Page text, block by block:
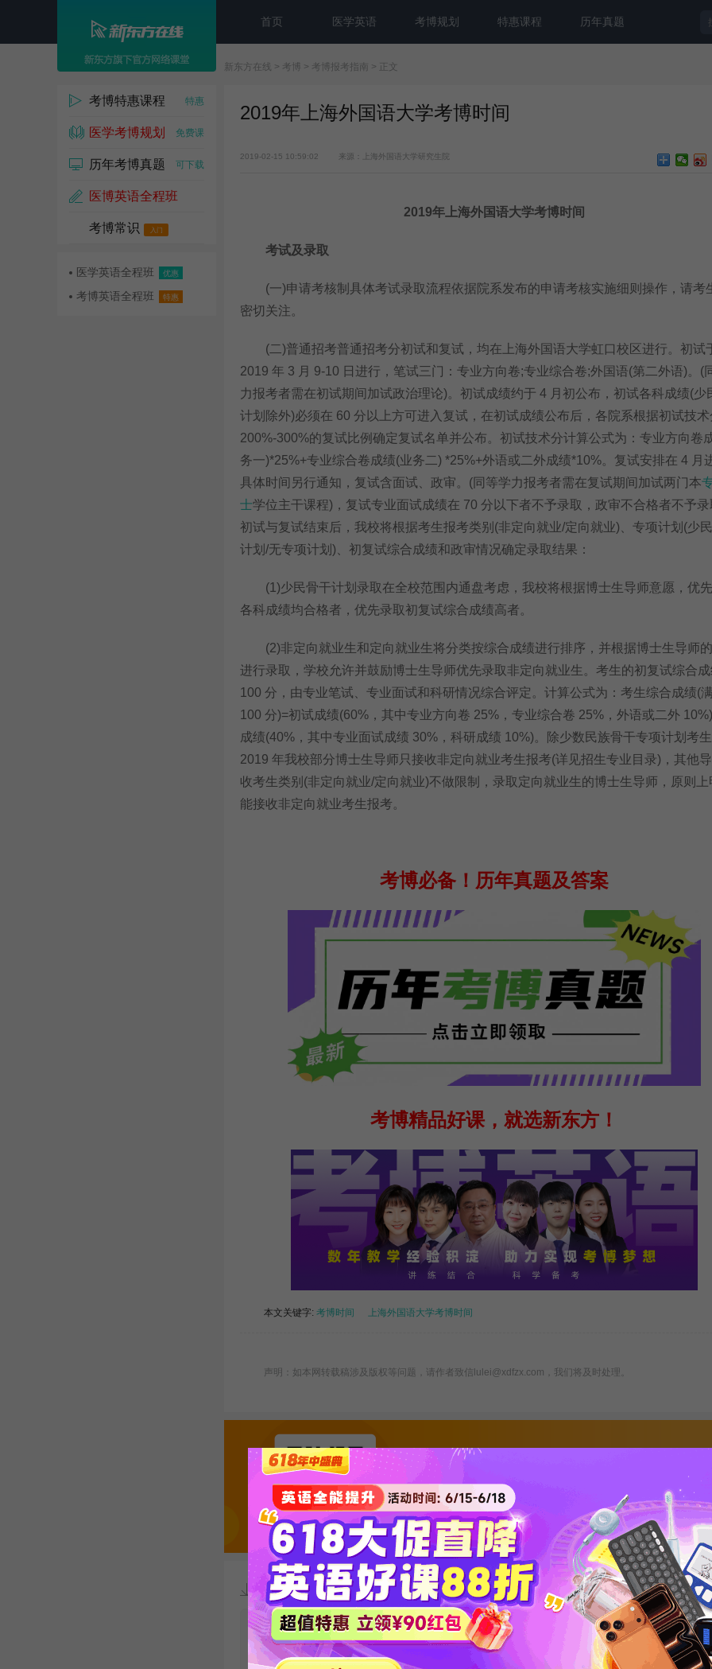
首页 医学英语 考博规划 特惠课程 历年真题
新东方在线 > 考博 > 考博报考指南 > 正文
考博特惠课程 特惠
医学考博规划 免费课
历年考博真题 可下载
医博英语全程班
考博常识 入门
医学英语全程班 优惠
考博英语全程班 特惠
2019年上海外国语大学考博时间
2019-02-15 10:59:02 来源：上海外国语大学研究生院
2019年上海外国语大学考博时间
考试及录取
(一)申请考核制具体考试录取流程依据院系发布的申请考核实施细则操作，请考
密切关注。
(二)普通招考普通招考分初试和复试，均在上海外国语大学虹口校区进行。初试
2019 年 3 月 9-10 日进行，笔试三门：专业方向卷;专业综合卷;外国语(第二外语)。(
力报考者需在初试期间加试政治理论)。初试成绩约于 4 月初公布，初试各科成绩(少
计划除外)必须在 60 分以上方可进入复试，在初试成绩公布后，各院系根据初试技术
200%-300%的复试比例确定复试名单并公布。初试技术分计算公式为：专业方向卷
务一)*25%+专业综合卷成绩(业务二) *25%+外语或二外成绩*10%。复试安排在 4 月
具体时间另行通知，复试含面试、政审。(同等学力报考者需在复试期间加试两门本
士学位主干课程)，复试专业面试成绩在 70 分以下者不予录取，政审不合格者不予录
初试与复试结束后，我校将根据考生报考类别(非定向就业/定向就业)、专项计划(少
计划/无专项计划)、初复试综合成绩和政审情况确定录取结果：
(1)少民骨干计划录取在全校范围内通盘考虑，我校将根据博士生导师意愿，优
各科成绩均合格者，优先录取初复试综合成绩高者。
(2)非定向就业生和定向就业生将分类按综合成绩进行排序，并根据博士生导师
进行录取，学校允许并鼓励博士生导师优先录取非定向就业生。考生的初复试综合
100 分，由专业笔试、专业面试和科研情况综合评定。计算公式为：考生综合成绩(
100 分)=初试成绩(60%，其中专业方向卷 25%，专业综合卷 25%，外语或二外
成绩(40%，其中专业面试成绩 30%，科研成绩 10%)。除少数民族骨干专项计划考生
2019 年我校部分博士生导师只接收非定向就业考生报考(详见招生专业目录)，其他
收考生类别(非定向就业/定向就业)不做限制，录取定向就业生的博士生导师，原则上
能接收非定向就业考生报考。
考博必备！ 历年真题及答案
考博精品好课，就选新东方！
本文关键字: 考博时间 上海外国语大学考博时间
声明：如本网转载稿涉及版权等问题，请作者致信lulei@xdfzx.com，我们将及时处理。
关注新东方在线服务号
回复【考博真题】领取备考必看
资料下载
【必看】考博英语词
汇10000例精解
发布时间：2020-09-02
医学考博英语作文核
心基础词汇整理
发布时间：2020-04-15
医学考博英语
解练习资料
发布时间：2020-04-15